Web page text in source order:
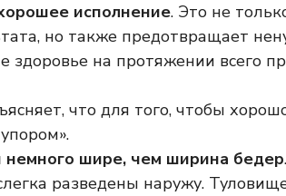
исполнение. Это не
но также предотвращает
здоровье на протяжении всего
что для того, чтобы
немного шире, чем ширина бедер
разведены наружу.